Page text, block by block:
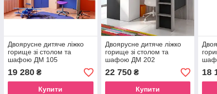
Двоярусне дитяче ліжко
горище зі столом та
шафою ДМ 105
19 280 ₴
Купити
Двоярусне дитяче ліжко
горище зі столом та
шафою ДМ 202
22 750₴
Купити
18